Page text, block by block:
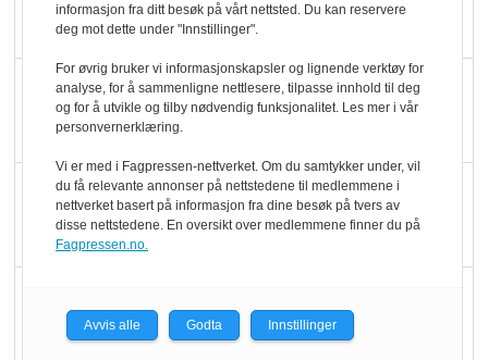
dundrer videre
Slik opprettholdes
ølsalget
Færre varer, men fulle
hyller
informasjon fra ditt besøk på vårt nettsted. Du kan reservere
deg mot dette under "Innstillinger".
For øvrig bruker vi informasjonskapsler og lignende verktøy for
analyse, for å sammenligne nettlesere, tilpasse innhold til deg
og for å utvikle og tilby nødvendig funksjonalitet. Les mer i vår
personvernerklæring.
Vi er med i Fagpressen-nettverket. Om du samtykker under, vil
du få relevante annonser på nettstedene til medlemmene i
nettverket basert på informasjon fra dine besøk på tvers av
disse nettstedene. En oversikt over medlemmene finner du på
Fagpressen.no.
Avvis alle Godta Innstillinger